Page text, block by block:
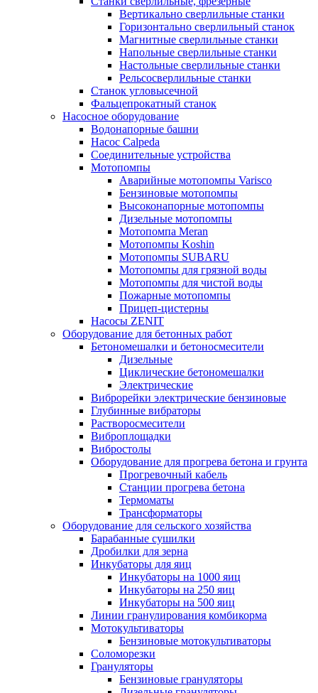
Вертикально сверлильные станки
Горизонтально сверлильный станок
Магнитные сверлильные станки
Напольные сверлильные станки
Настольные сверлильные станки
Рельсосверлильные станки
Станок угловысечной
Фальцепрокатный станок
Насосное оборудование
Водонапорные башни
Насос Calpeda
Соединительные устройства
Мотопомпы
Аварийные мотопомпы Varisco
Бензиновые мотопомпы
Высоконапорные мотопомпы
Дизельные мотопомпы
Мотопомпа Meran
Мотопомпы Koshin
Мотопомпы SUBARU
Мотопомпы для грязной воды
Мотопомпы для чистой воды
Пожарные мотопомпы
Прицеп-цистерны
Насосы ZENIT
Оборудование для бетонных работ
Бетономешалки и бетоносмесители
Дизельные
Циклические бетономешалки
Электрические
Виброрейки электрические бензиновые
Глубинные вибраторы
Растворосмесители
Виброплощадки
Вибростолы
Оборудование для прогрева бетона и грунта
Прогревочный кабель
Станции прогрева бетона
Термоматы
Трансформаторы
Оборудование для сельского хозяйства
Барабанные сушилки
Дробилки для зерна
Инкубаторы для яиц
Инкубаторы на 1000 яиц
Инкубаторы на 250 яиц
Инкубаторы на 500 яиц
Линии гранулирования комбикорма
Мотокультиваторы
Бензиновые мотокультиваторы
Соломорезки
Грануляторы
Бензиновые грануляторы